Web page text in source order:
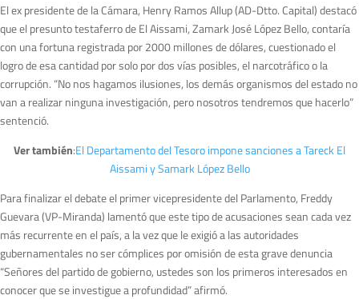
El ex presidente de la Cámara, Henry Ramos Allup (AD-Dtto. Capital) destacó
que el presunto testaferro de El Aissami, Zamark José López Bello, contaría
con una fortuna registrada por 2000 millones de dólares, cuestionado el
logro de esa cantidad por solo por dos vías posibles, el narcotráfico o la
corrupción. “No nos hagamos ilusiones, los demás organismos del estado no
van a realizar ninguna investigación, pero nosotros tendremos que hacerlo”
sentenció.
Ver también:El Departamento del Tesoro impone sanciones a Tareck El
Aissami y Samark López Bello
Para finalizar el debate el primer vicepresidente del Parlamento, Freddy
Guevara (VP-Miranda) lamentó que este tipo de acusaciones sean cada vez
más recurrente en el país, a la vez que le exigió a las autoridades
gubernamentales no ser cómplices por omisión de esta grave denuncia
“Señores del partido de gobierno, ustedes son los primeros interesados en
conocer que se investigue a profundidad” afirmó.